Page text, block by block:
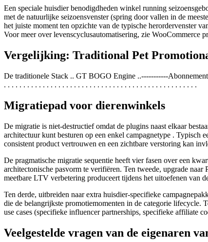
Een speciale huisdier benodigdheden winkel running
met de natuurlijke seizoensvenster (spring door vallen in de
het juiste moment ten opzichte van de typische herordervenster
Voor meer over levenscyclusautomatisering, zie WooCommerce
Vergelijking: Traditional Pet
De traditionele Stack .. GT BOGO Engine ..-----------
. . . . . . . . . . . . . . . . . . . . . . . . . . . . . . . . . . . . . . . . . . . . . . . . . .
Migratiepad voor dierenwinkels
De migratie is niet-destructief omdat de plugins naast elkaar
architectuur kunt besturen op een enkel campagnetype .
consistent product vertrouwen en een zichtbare verstoring kan
De pragmatische migratie sequentie heeft vier fasen over een
architectonische pasvorm te verifiëren. Ten tweede, upgrade
meetbare LTV verbetering produceert tijdens het uitoefenen van
Ten derde, uitbreiden naar extra huisdier-specifieke
die de belangrijkste promotiemomenten in de categorie lifecycle.
use cases (specifieke influencer partnerships, specifieke affiliate
Veelgestelde vragen van de eigenaren